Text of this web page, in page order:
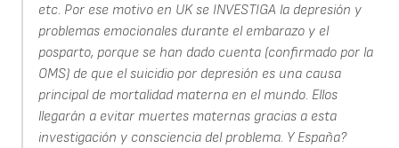
etc. Por ese motivo en UK se INVESTIGA la depresión y
problemas emocionales durante el embarazo y el
posparto, porque se han dado cuenta (confirmado por la
OMS) de que el suicidio por depresión es una causa
principal de mortalidad materna en el mundo. Ellos
llegarán a evitar muertes maternas gracias a esta
investigación y consciencia del problema. Y España?